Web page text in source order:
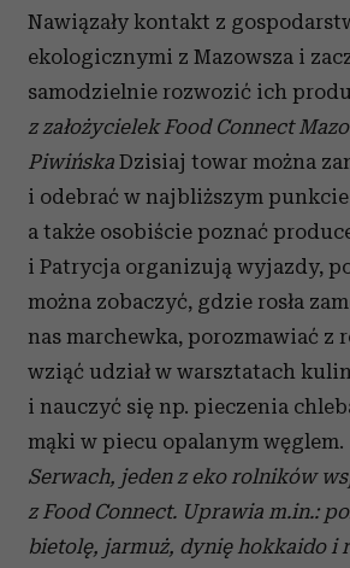
Nawiązały kontakt z
ekologicznymi z Mazowsza i
samodzielnie rozwozić ich
z założycielek Food Connect
Piwińska Dzisiaj towar można
i odebrać w najbliższym
a także osobiście poznać
i Patrycja organizują wyjazdy,
można zobaczyć, gdzie rosła
nas marchewka, porozmawiać z
wziąć udział w warsztatach
i nauczyć się np. pieczenia
mąki w piecu opalanym węglem.
Serwach, jeden z eko rolników
z Food Connect. Uprawia m.in.:
bietolę, jarmuż, dynię hokkaido i